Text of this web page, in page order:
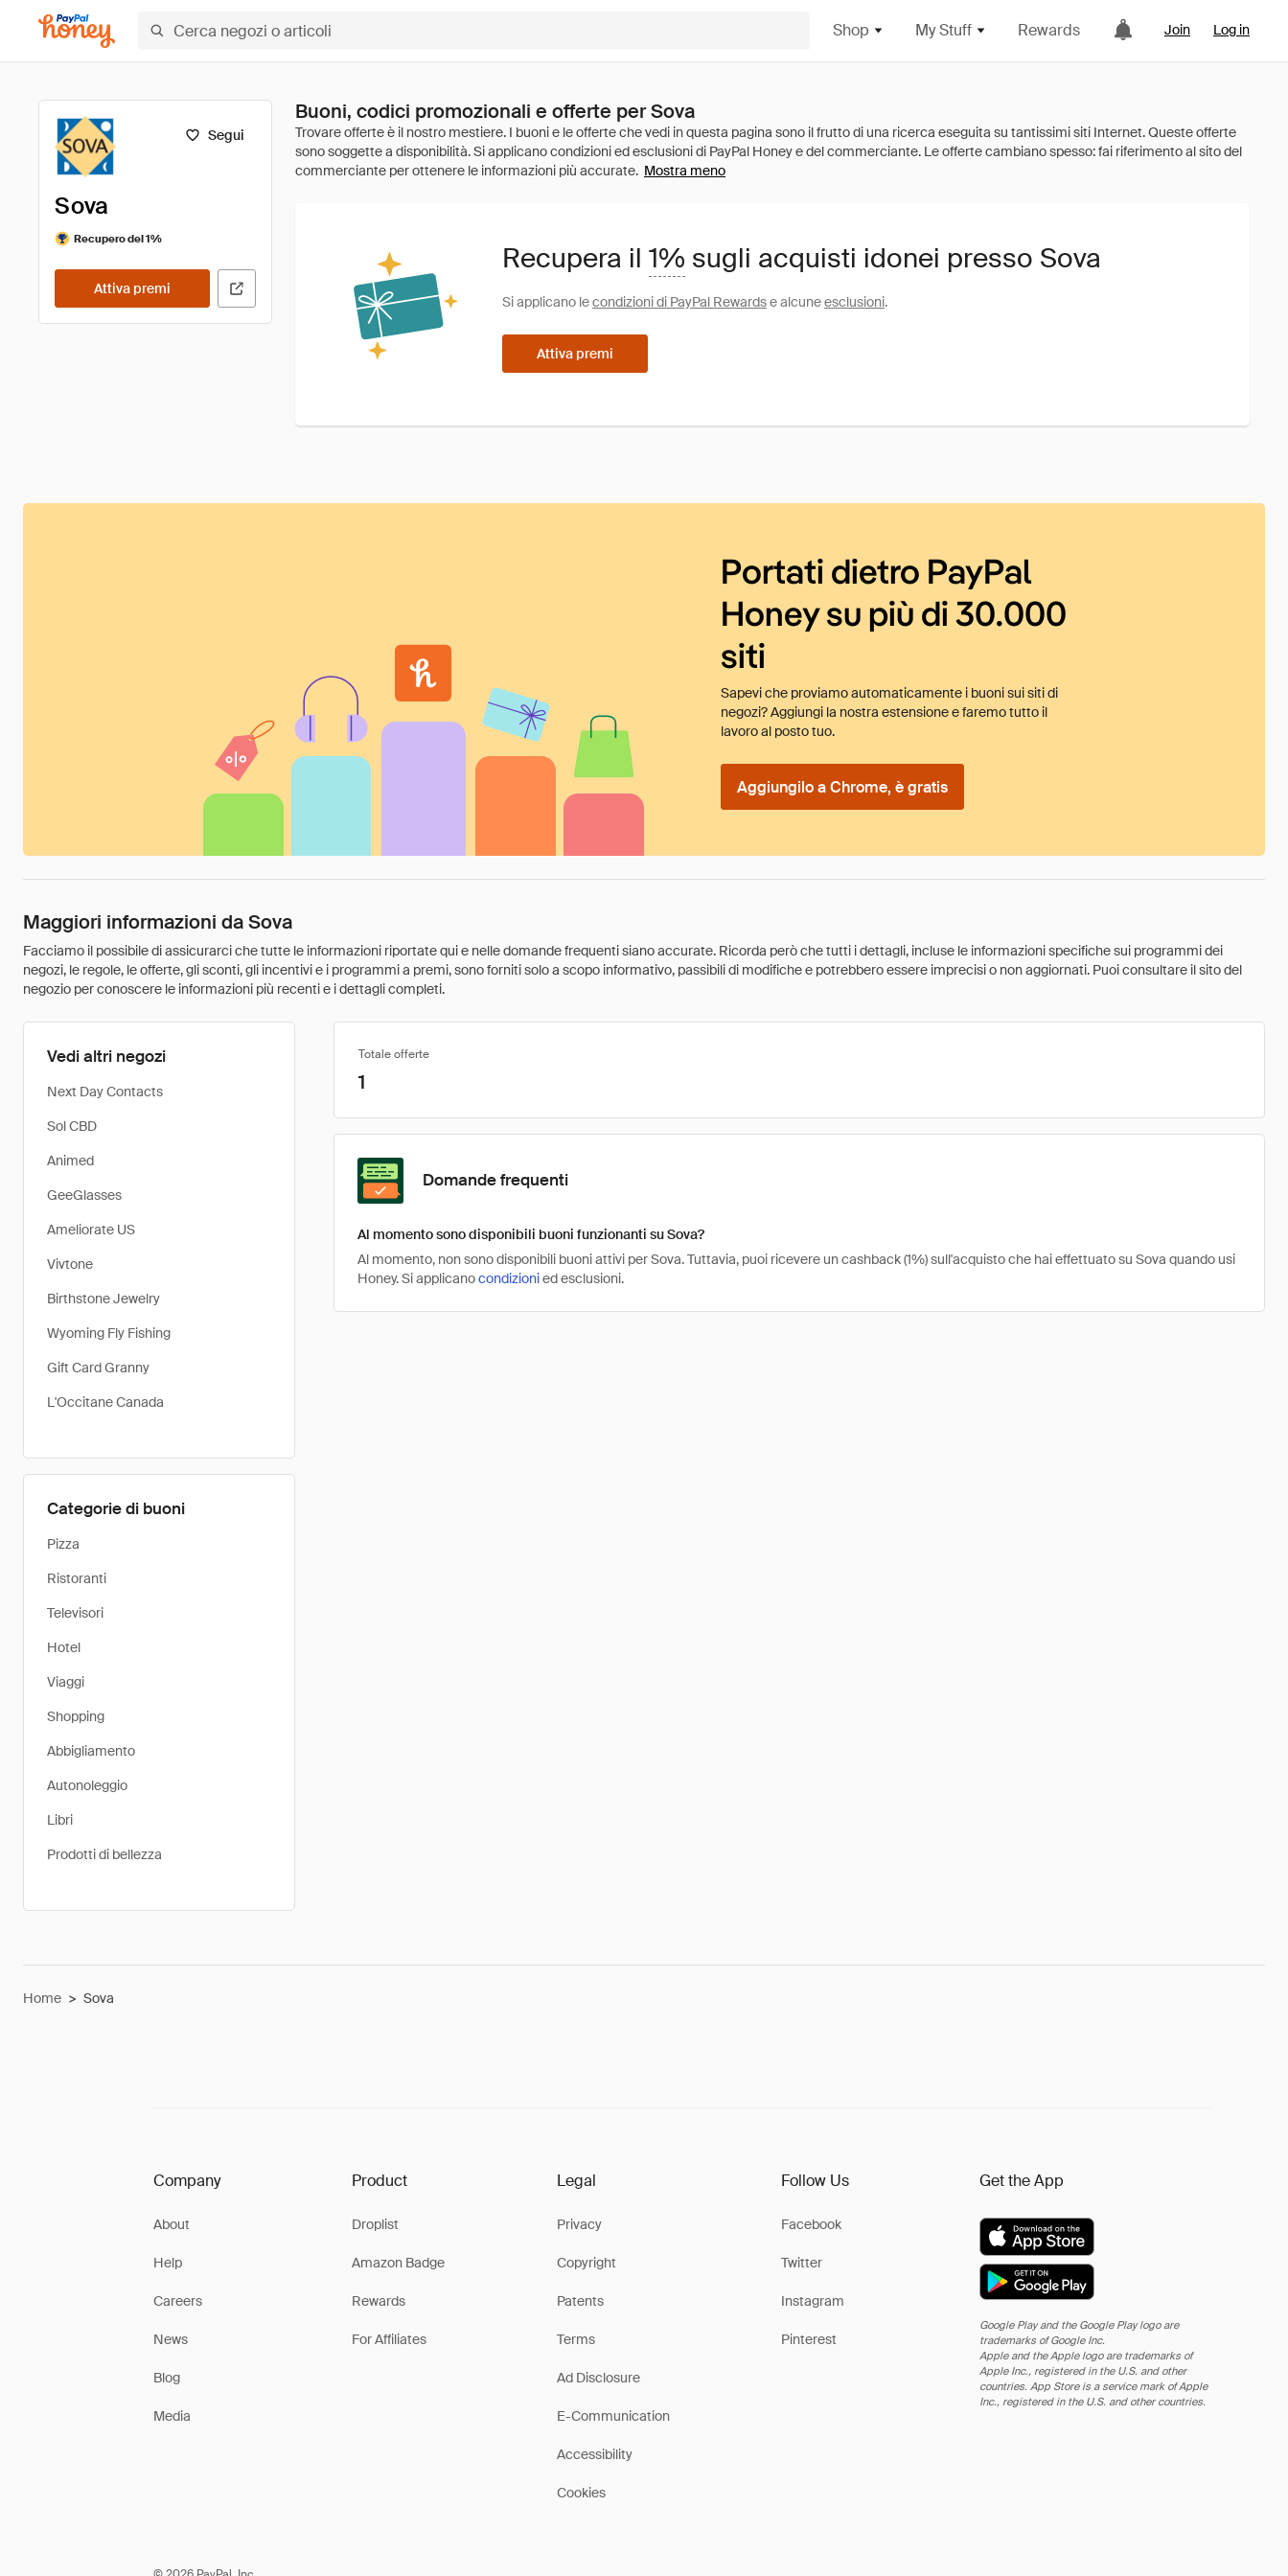
Shop My Stuff Rewards Join Log in
Segui
Sova
Recupero del 1%
Attiva premi
Buoni, codici promozionali e offerte per Sova
Mostra meno
Recupera il 1% sugli acquisti idonei presso Sova
Si applicano lecondizioni di PayPal Rewardse alcuneesclusioni.
Attiva premi
Portati dietro PayPal
Honey su più di 30.000
siti
Sapevi che proviamo automaticamente i buoni sui siti di
negozi? Aggiungi la nostra estensione e faremo tutto il
lavoro al posto tuo.
Aggiungilo a Chrome, è gratis
Maggiori informazioni da Sova
Facciamo il possibile di assicurarci che tutte le informazioni riportate qui e nelle domande frequenti siano accurate. Ricorda però che tutti i dettagli, incluse le informazioni specifiche sui programmi dei
negozi, le regole, le offerte, gli sconti, gli incentivi e i programmi a premi, sono forniti solo a scopo informativo, passibili di modifiche e potrebbero essere imprecisi o non aggiornati. Puoi consultare il sito del
negozio per conoscere le informazioni più recenti e i dettagli completi.
Vedi altri negozi
Next Day Contacts
Sol CBD
Animed
GeeGlasses
Ameliorate US
Vivtone
Birthstone Jewelry
Wyoming Fly Fishing
Gift Card Granny
L'Occitane Canada
Categorie di buoni
Pizza
Ristoranti
Televisori
Hotel
Viaggi
Shopping
Abbigliamento
Autonoleggio
Libri
Prodotti di bellezza
Totale offerte
1
Domande frequenti
Al momento sono disponibili buoni funzionanti su Sova?
Al momento, non sono disponibili buoni attivi per Sova. Tuttavia, puoi ricevere un cashback (1%) sull'acquisto che hai effettuato su Sova quando usi
Honey. Si applicanocondizionied esclusioni.
Home > Sova
Company
About
Help
Careers
News
Blog
Media
Product
Droplist
Amazon Badge
Rewards
For Affiliates
Legal
Privacy
Copyright
Patents
Terms
Ad Disclosure
E-Communication
Accessibility
Cookies
Follow Us
Facebook
Twitter
Instagram
Pinterest
Get the App
Google Play and the Google Play logo are
trademarks of Google Inc.
Apple and the Apple logo are trademarks of
Apple Inc., registered in the U.S. and other
countries. App Store is a service mark of Apple
Inc., registered in the U.S. and other countries.